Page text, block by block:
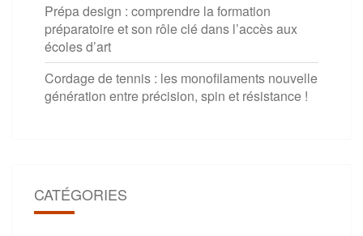
Prépa design : comprendre la formation
préparatoire et son rôle clé dans l’accès aux
écoles d’art
Cordage de tennis : les monofilaments nouvelle
génération entre précision, spin et résistance !
CATÉGORIES